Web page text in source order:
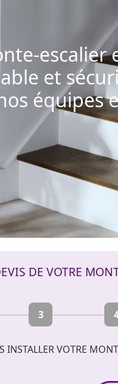
escalier
et
équipes
DE VOTRE
3
VOTRE